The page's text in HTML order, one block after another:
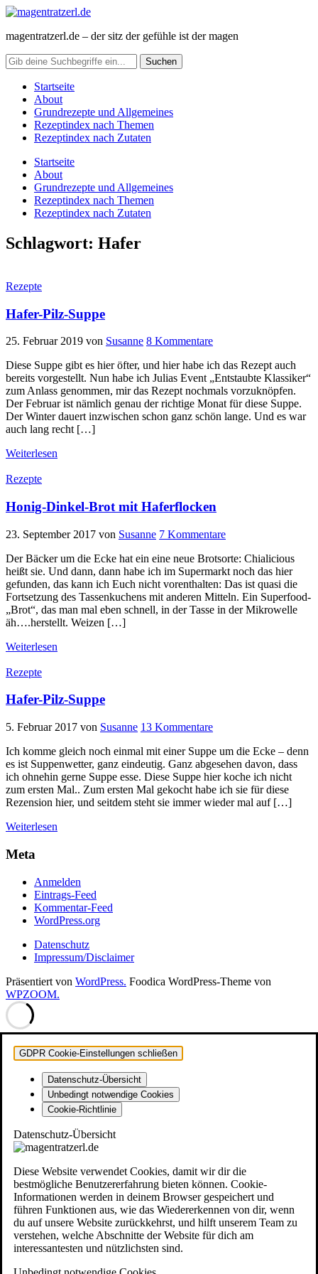
magentratzerl.de – der sitz der gefühle ist der magen
Startseite
About
Grundrezepte und Allgemeines
Rezeptindex nach Themen
Rezeptindex nach Zutaten
Startseite
About
Grundrezepte und Allgemeines
Rezeptindex nach Themen
Rezeptindex nach Zutaten
Schlagwort: Hafer
Rezepte
Hafer-Pilz-Suppe
25. Februar 2019 von Susanne 8 Kommentare
Diese Suppe gibt es hier öfter, und hier habe ich das Rezept auch
bereits vorgestellt. Nun habe ich Julias Event „Entstaubte Klassiker“
zum Anlass genommen, mir das Rezept nochmals vorzuknöpfen.
Der Februar ist nämlich genau der richtige Monat für diese Suppe.
Der Winter dauert inzwischen schon ganz schön lange. Und es war
auch lang recht […]
Weiterlesen
Rezepte
Honig-Dinkel-Brot mit Haferflocken
23. September 2017 von Susanne 7 Kommentare
Der Bäcker um die Ecke hat ein eine neue Brotsorte: Chialicious
heißt sie. Und dann, dann habe ich im Supermarkt noch das hier
gefunden, das kann ich Euch nicht vorenthalten: Das ist quasi die
Fortsetzung des Tassenkuchens mit anderen Mitteln. Ein Superfood-
„Brot“, das man mal eben schnell, in der Tasse in der Mikrowelle
äh….herstellt. Weizen […]
Weiterlesen
Rezepte
Hafer-Pilz-Suppe
5. Februar 2017 von Susanne 13 Kommentare
Ich komme gleich noch einmal mit einer Suppe um die Ecke – denn
es ist Suppenwetter, ganz eindeutig. Ganz abgesehen davon, dass
ich ohnehin gerne Suppe esse. Diese Suppe hier koche ich nicht
zum ersten Mal.. Zum ersten Mal gekocht habe ich sie für diese
Rezension hier, und seitdem steht sie immer wieder mal auf […]
Weiterlesen
Meta
Anmelden
Eintrags-Feed
Kommentar-Feed
WordPress.org
Datenschutz
Impressum/Disclaimer
Präsentiert von WordPress. Foodica WordPress-Theme von
WPZOOM.
GDPR Cookie-Einstellungen schließen
Datenschutz-Übersicht
Unbedingt notwendige Cookies
Cookie-Richtlinie
Datenschutz-Übersicht
Diese Website verwendet Cookies, damit wir dir die
bestmögliche Benutzererfahrung bieten können. Cookie-
Informationen werden in deinem Browser gespeichert und
führen Funktionen aus, wie das Wiedererkennen von dir, wenn
du auf unsere Website zurückkehrst, und hilft unserem Team zu
verstehen, welche Abschnitte der Website für dich am
interessantesten und nützlichsten sind.